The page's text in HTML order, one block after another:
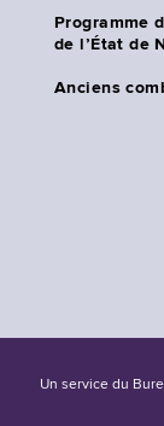
Programme
de l’État de
Anciens
Un service du